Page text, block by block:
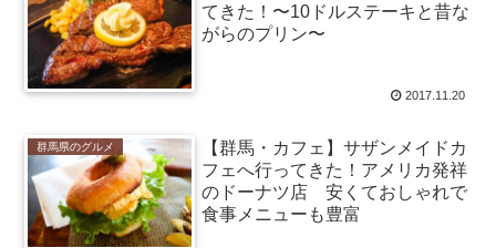
てきた！〜10ドルステーキと昔な
がらのプリン〜
2017.11.20
群馬県のグルメ
【群馬・カフェ】サザンメイドカ
フェへ行ってきた！アメリカ発祥
のドーナツ店 安くておしゃれで
食事メニューも豊富